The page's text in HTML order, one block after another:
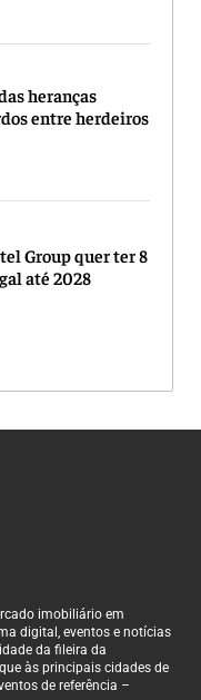
heranças
entre herdeiros
Group quer ter 8
até 2028
imobiliário em
digital, eventos e notícias
da fileira da
às principais cidades de
de referência –